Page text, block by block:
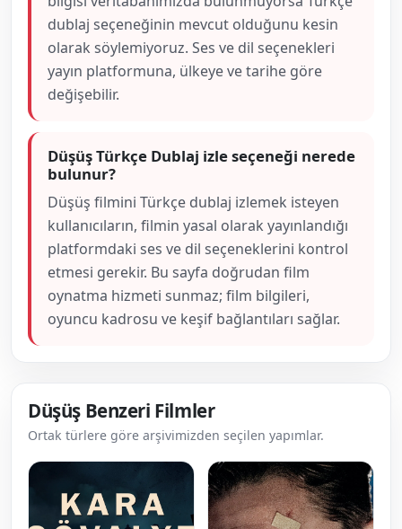
dublaj seçeneğinin mevcut olduğunu kesin
olarak söylemiyoruz. Ses ve dil seçenekleri
yayın platformuna, ülkeye ve tarihe göre
değişebilir.
Düşüş Türkçe Dublaj izle seçeneği nerede
bulunur?
Düşüş filmini Türkçe dublaj izlemek isteyen
kullanıcıların, filmin yasal olarak yayınlandığı
platformdaki ses ve dil seçeneklerini kontrol
etmesi gerekir. Bu sayfa doğrudan film
oynatma hizmeti sunmaz; film bilgileri,
oyuncu kadrosu ve keşif bağlantıları sağlar.
Düşüş Benzeri Filmler
Ortak türlere göre arşivimizden seçilen yapımlar.